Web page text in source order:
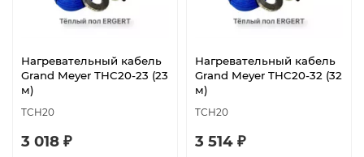
Нагревательный кабель
Grand Meyer THC20-23 (23
м)
TCH20
3 018 ₽
Нагревательный кабель
Grand Meyer THC20-32 (32
м)
TCH20
3 514 ₽